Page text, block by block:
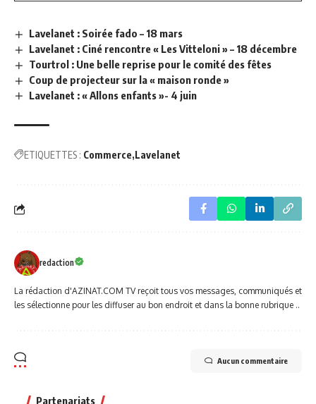
Lavelanet : Soirée fado – 18 mars
Lavelanet : Ciné rencontre « Les Vitteloni » – 18 décembre
Tourtrol : Une belle reprise pour le comité des fêtes
Coup de projecteur sur la « maison ronde »
Lavelanet : « Allons enfants »- 4 juin
ETIQUETTES : Commerce Lavelanet
redaction
La rédaction d'AZINAT.COM TV reçoit tous vos messages, communiqués et
les sélectionne pour les diffuser au bon endroit et dans la bonne rubrique ..
Aucun commentaire
Partenariats